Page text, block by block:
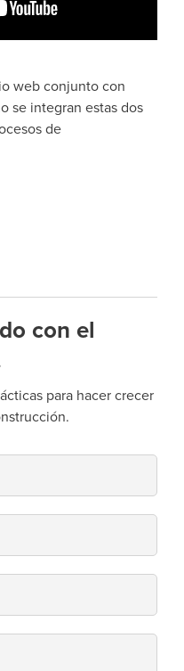
web conjunto con
se integran estas dos
de
con el
para hacer crecer